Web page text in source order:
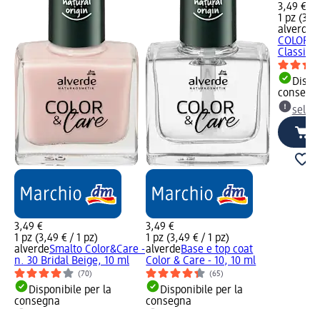
3,49 €
1 pz (3,49 € / 1 pz)
alverdeSmalto Color&Care -
n. 30 Bridal Beige, 10 ml
(70)
Disponibile per la
consegna
3,49 €
1 pz (3,49 € / 1 pz)
alverdeBase e top coat
Color & Care - 10, 10 ml
(65)
Disponibile per la
consegna
3,49 €
1 pz
alverde
COLOR
Classic